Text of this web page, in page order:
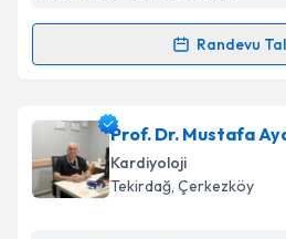
Kişisel verilerimin
Metni'ni okudum ve
Takvim
Randevu
Randevu Takvimi Talebi
Doç. Dr. Savaş Sarıkaya
oluşturun. Size bu uzmandan
takvim hazırlandığında e-
Prof. Dr. Mustafa
Kardiyoloji
Tekirdağ, Çerkezköy